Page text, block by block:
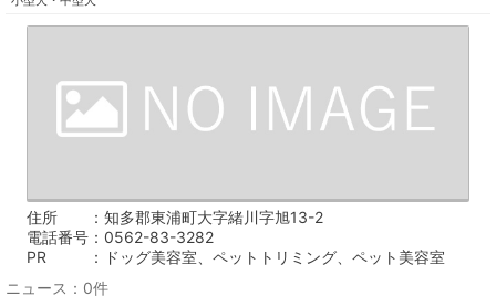
住所
知多郡東浦町大字緒川字旭13-2
電話番号
0562-83-3282
PR
ドッグ美容室、ペットトリミング、ペット美容室
ニュース：0件